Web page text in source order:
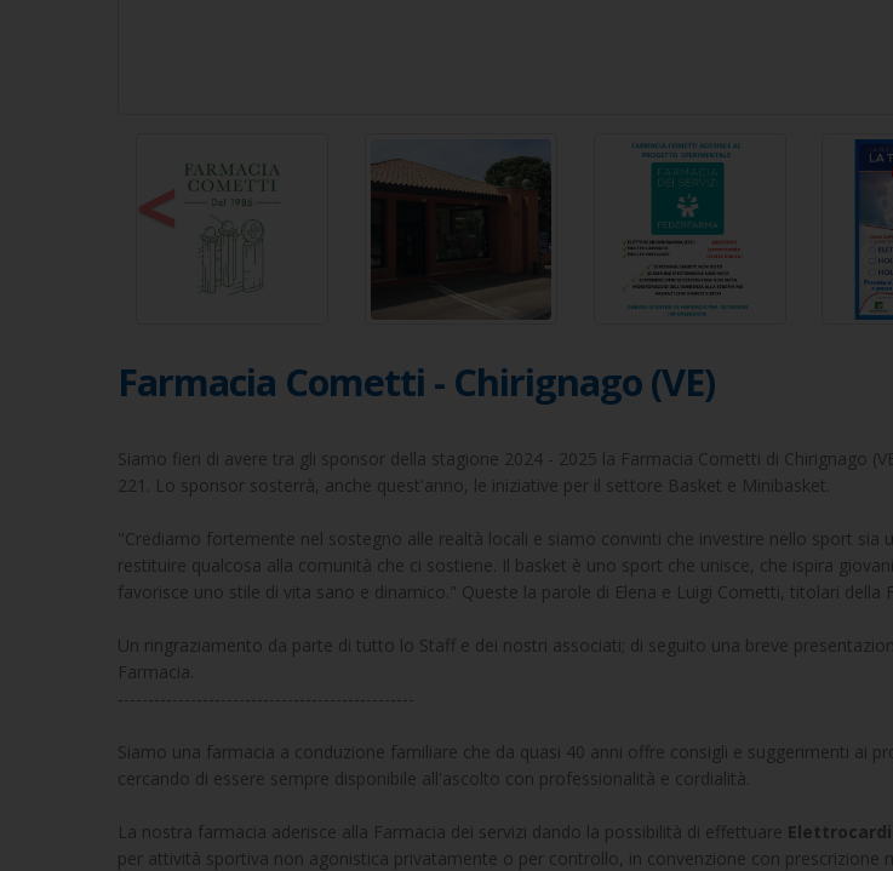
<
Farmacia Cometti - Chirignago (VE)
Siamo fieri di avere tra gli sponsor della stagione 2024 - 2025 la Farmacia Cometti di Chirignago
221. Lo sponsor sosterrà, anche quest'anno, le iniziative per il settore Basket e Minibasket.
"Crediamo fortemente nel sostegno alle realtà locali e siamo convinti che investire nello sport sia
restituire qualcosa alla comunità che ci sostiene. Il basket è uno sport che unisce, che ispira
favorisce uno stile di vita sano e dinamico." Queste la parole di Elena e Luigi Cometti, titolari della
Un ringraziamento da parte di tutto lo Staff e dei nostri associati; di seguito una breve
Farmacia.
-------------------------------------------------
Siamo una farmacia a conduzione familiare che da quasi 40 anni offre consigli e suggerimenti ai
cercando di essere sempre disponibile all'ascolto con professionalità e cordialità.
La nostra farmacia aderisce alla Farmacia dei servizi dando la possibilità di effettuare
per attività sportiva non agonistica privatamente o per controllo, in convenzione con prescrizione